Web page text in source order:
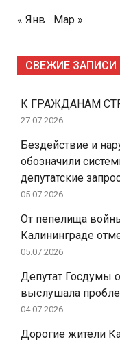
« Янв Мар »
СВЕЖИЕ ЗАПИСИ
К ГРАЖДАНАМ
27.07.2026
Бездействие и
обозначили
депутатские
05.07.2026
От пепелища
Калининграде
05.07.2026
Депутат Госдумы
выслушала
04.07.2026
Дорогие жители